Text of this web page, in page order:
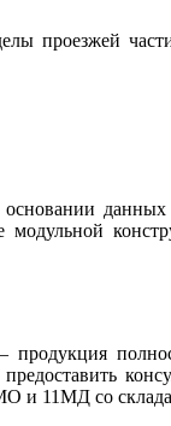
проезжей
основании
и 11МД со